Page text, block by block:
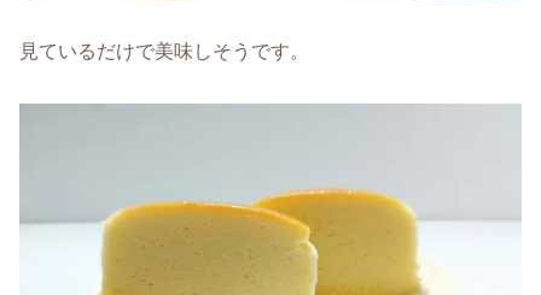
見ているだけで美味しそうです。